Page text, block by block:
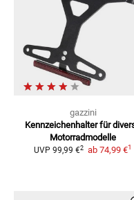
gazzini
Kennzeichenhalter für
Motorradmodelle
UVP 99,99 €2 ab 74,99 €1